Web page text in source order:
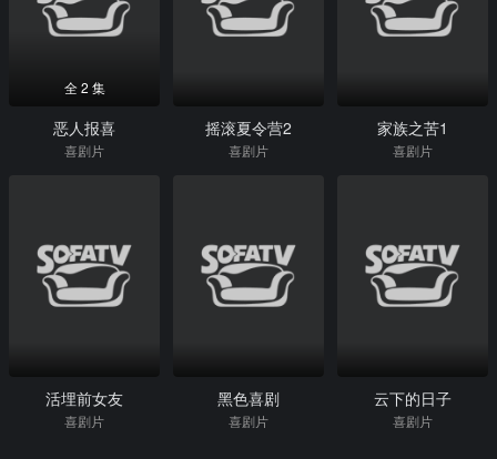
全 2 集
恶人报喜
喜剧片
摇滚夏令营2
喜剧片
家族之苦1
喜剧片
活埋前女友
喜剧片
黑色喜剧
喜剧片
云下的日子
喜剧片